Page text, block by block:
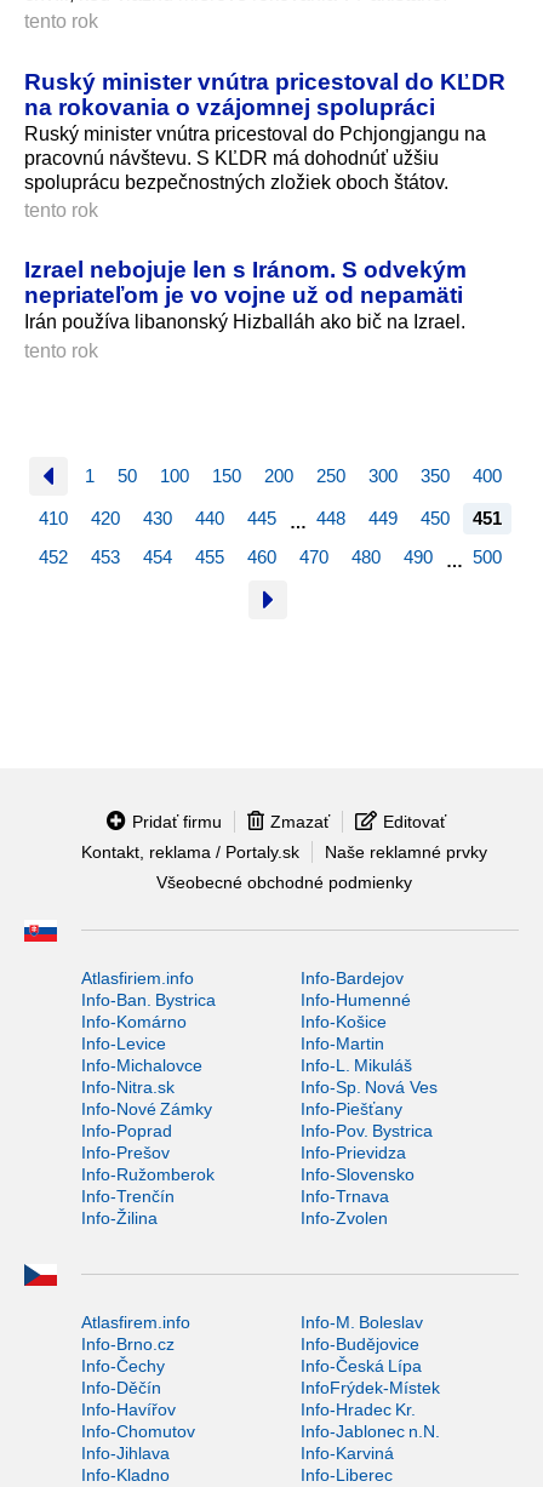
tento rok
Ruský minister vnútra pricestoval do KĽDR
na rokovania o vzájomnej spolupráci
Ruský minister vnútra pricestoval do Pchjongjangu na
pracovnú návštevu. S KĽDR má dohodnúť užšiu
spoluprácu bezpečnostných zložiek oboch štátov.
tento rok
Izrael nebojuje len s Iránom. S odvekým
nepriateľom je vo vojne už od nepamäti
Irán používa libanonský Hizballáh ako bič na Izrael.
tento rok
1 50 100 150 200 250 300 350 400
410 420 430 440 445 … 448 449 450
451
452
453 454 455 460 470 480 490 … 500
Pridať firmu Zmazať
Editovať
Kontakt, reklama / Portaly.sk
Naše reklamné prvky
Všeobecné obchodné podmienky
Atlasfiriem.info
Info-Bardejov
Info-Ban. Bystrica
Info-Humenné
Info-Komárno
Info-Košice
Info-Levice
Info-Martin
Info-Michalovce
Info-L. Mikuláš
Info-Nitra.sk
Info-Sp. Nová Ves
Info-Nové Zámky
Info-Piešťany
Info-Poprad
Info-Pov. Bystrica
Info-Prešov
Info-Prievidza
Info-Ružomberok
Info-Slovensko
Info-Trenčín
Info-Trnava
Info-Žilina
Info-Zvolen
Atlasfirem.info
Info-M. Boleslav
Info-Brno.cz
Info-Budějovice
Info-Čechy
Info-Česká Lípa
Info-Děčín
InfoFrýdek-Místek
Info-Havířov
Info-Hradec Kr.
Info-Chomutov
Info-Jablonec n.N.
Info-Jihlava
Info-Karviná
Info-Kladno
Info-Liberec